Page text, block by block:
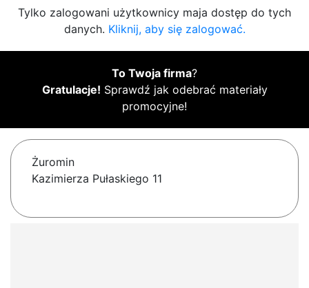
Tylko zalogowani użytkownicy maja dostęp do tych
danych. Kliknij, aby się zalogować.
To Twoja firma?
Gratulacje! Sprawdź jak odebrać materiały
promocyjne!
Żuromin
Kazimierza Pułaskiego 11